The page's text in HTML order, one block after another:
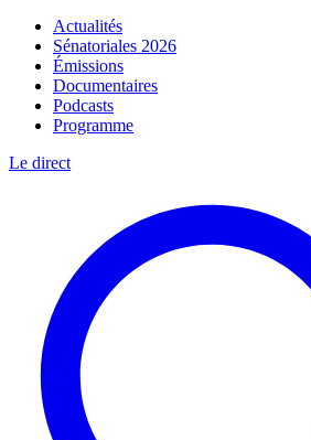
Actualités
Sénatoriales 2026
Émissions
Documentaires
Podcasts
Programme
Le direct